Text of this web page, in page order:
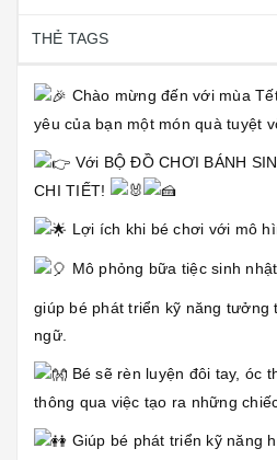
THẺ TAGS
Chào mừng đến với mùa
yêu của bạn một món quà tuyệt
Với BỘ ĐỒ CHƠI BÁNH
CHI TIẾT!
Lợi ích khi bé chơi với mô
Mô phỏng bữa tiệc sinh
giúp bé phát triển kỹ năng tưởng
ngữ.
Bé sẽ rèn luyện đôi tay, óc
thông qua việc tạo ra những
Giúp bé phát triển kỹ năng